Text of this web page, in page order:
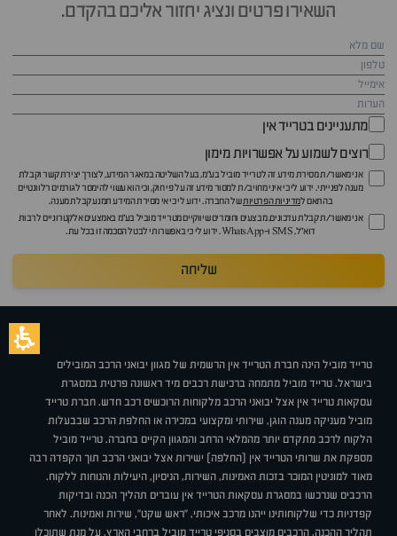
השאירו פרטים ונציג יחזור אליכם בהקדם.
מתעניינים בטרייד אין
רוצים לשמוע על אפשרויות מימון
אני מאשר/ת מסירת מידע זה לטרייד מוביל בע"מ, בעל השליטה במאגר המידע, לצורך יצירת קשר וקבלת
מענה לפנייתי. ידוע לי כי איני מחויב/ת למסור מידע זה על פי חוק, וכי הוא עשוי להימסר לגורמים רלוונטיים
בהתאם למדיניות הפרטיותשל החברה. ידוע לי כי אי מסירת המידע תמנע קבלת מענה.
אני מאשר/ת קבלת עדכונים, מבצעים וחומרים שיווקיים מטרייד מוביל בע"מ באמצעים אלקטרוניים לרבות
דוא״ל, SMS ו-WhatsApp. ידוע לי כי באפשרותי לבטל הסכמה זו בכל עת.
שליחה
טרייד מוביל הינה חברת הטרייד אין הרשמית של מגוון יבואני הרכב המובילים
בישראל. טרייד מוביל מתמחה ברכישת רכבים מיד ראשונה פרטית במסגרת
עסקאות טרייד אין אצל יבואני הרכב מלקוחות הרוכשים רכב חדש. חברת טרייד
מוביל מעניקה מענה הוגן, שירותי ומקצועי במכירה או החלפת הרכב שבבעלות
הלקוח לרכב מתקדם יותר מהמלאי הרחב והמגוון הקיים בחברה. טרייד מוביל
מספקת את שרותי הטרייד אין (החלפה) ישירות אצל יבואני הרכב תוך הקפדה רבה
מאוד למוניטין המוכר בזכות האמינות, השירות, הניסיון, היעילות והנוחות ללקוח.
הרכבים שנרכשו במסגרת עסקאות הטרייד אין עוברים תהליך הכנה ובדיקות
קפדניות כדי שלקוחותינו ייהנו מרכב איכותי, "ראש שקט", שירות ואמינות. לאחר
תהליך ההכנה, הרכבים מוצבים בסניפי טרייד מוביל ברחבי הארץ, על מנת שתוכלו